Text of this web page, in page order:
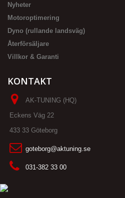
Nyheter
Motoroptimering
Dyno (rullande landsväg)
Återförsäljare
Villkor & Garanti
KONTAKT
AK-TUNING (HQ)
Eckens Väg 22
433 33 Göteborg
goteborg@aktuning.se
031-382 33 00